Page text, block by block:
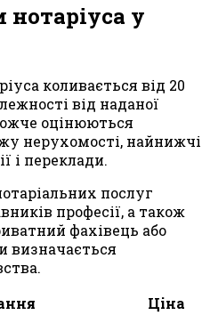
у
коливається від 20
від наданої
оцінюються
нерухомості, найнижчі
і переклади.
послуг
професії, а також
фахівець або
визначається
Ціна